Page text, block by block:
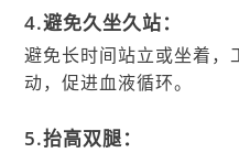
4.避免久坐久站：
避免长时间站立或坐着，
动，促进血液循环。
5.抬高双腿：